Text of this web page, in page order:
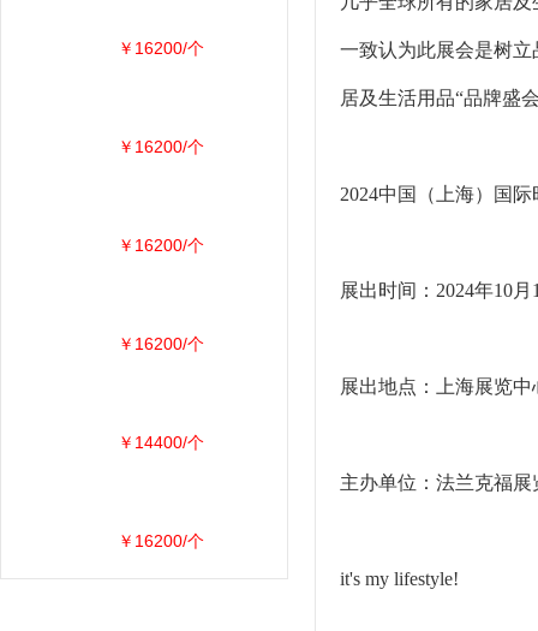
一致认为此展会是树
居及生活用品“品牌盛
2024中国（上海）国
展出时间：2024年10
展出地点：上海展览
主办单位：法兰克福
it's my lifestyle!
￥16200/个
￥16200/个
￥16200/个
￥16200/个
￥14400/个
￥16200/个